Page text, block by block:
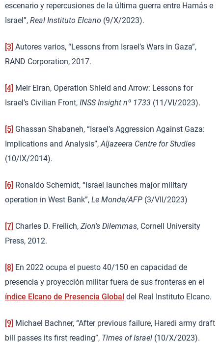
escenario y repercusiones de la última guerra entre Hamás e
Israel”, Real Instituto Elcano (9/X/2023).
[3] Autores varios, “Lessons from Israel’s Wars in Gaza”,
RAND Corporation, 2017.
[4] Meir Elran, Operation Shield and Arrow: Lessons for
Israel’s Civilian Front, INSS Insight nº 1733 (11/VI/2023).
[5] Ghassan Shabaneh, “Israel’s Aggression Against Gaza:
Implications and Analysis”, Aljazeera Centre for Studies
(10/IX/2014).
[6] Ronaldo Schemidt, “Israel launches major military
operation in West Bank”, Le Monde/AFP (3/VII/2023)
[7] Charles D. Freilich, Zion’s Dilemmas, Cornell University
Press, 2012.
[8] En 2022 ocupa el puesto 40/150 en capacidad de
presencia y proyección militar fuera de sus fronteras en el
índice Elcano de Presencia Global del Real Instituto Elcano.
[9] Michael Bachner, “After previous failure, Haredi army draft
bill passes its first reading”, Times of Israel (10/X/2023).